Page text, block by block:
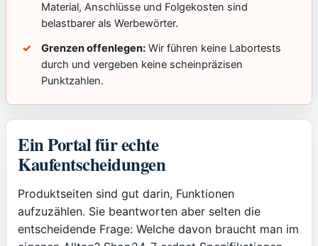
Material, Anschlüsse und Folgekosten sind
belastbarer als Werbewörter.
Grenzen offenlegen:Wir führen keine Labortests
durch und vergeben keine scheinpräzisen
Punktzahlen.
Ein Portal für echte
Kaufentscheidungen
Produktseiten sind gut darin, Funktionen
aufzuzählen. Sie beantworten aber selten die
entscheidende Frage: Welche davon braucht man im